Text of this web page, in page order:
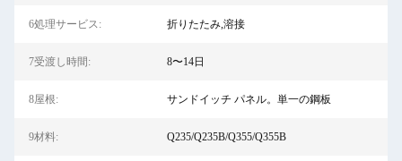
6処理サービス: 折りたたみ,溶接
7受渡し時間: 8〜14日
8屋根: サンドイッチ パネル。単一の鋼板
9材料: Q235/Q235B/Q355/Q355B